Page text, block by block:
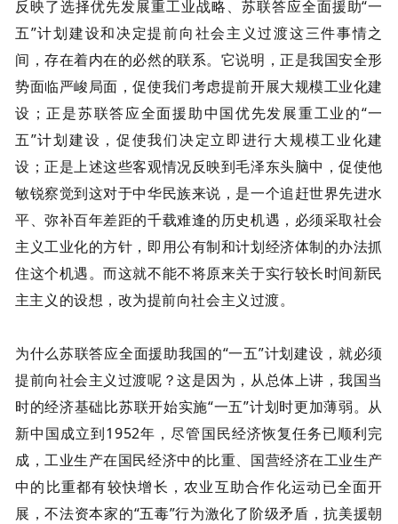
反映了选择优先发展重工业战略、苏联答应全面援助“一
五”计划建设和决定提前向社会主义过渡这三件事情之
间，存在着内在的必然的联系。它说明，正是我国安全形
势面临严峻局面，促使我们考虑提前开展大规模工业化建
设；正是苏联答应全面援助中国优先发展重工业的“一
五”计划建设，促使我们决定立即进行大规模工业化建
设；正是上述这些客观情况反映到毛泽东头脑中，促使他
敏锐察觉到这对于中华民族来说，是一个追赶世界先进水
平、弥补百年差距的千载难逢的历史机遇，必须采取社会
主义工业化的方针，即用公有制和计划经济体制的办法抓
住这个机遇。而这就不能不将原来关于实行较长时间新民
主主义的设想，改为提前向社会主义过渡。
为什么苏联答应全面援助我国的“一五”计划建设，就必须
提前向社会主义过渡呢？这是因为，从总体上讲，我国当
时的经济基础比苏联开始实施“一五”计划时更加薄弱。从
新中国成立到1952年，尽管国民经济恢复任务已顺利完
成，工业生产在国民经济中的比重、国营经济在工业生产
中的比重都有较快增长，农业互助合作化运动已全面开
展，不法资本家的“五毒”行为激化了阶级矛盾，抗美援朝